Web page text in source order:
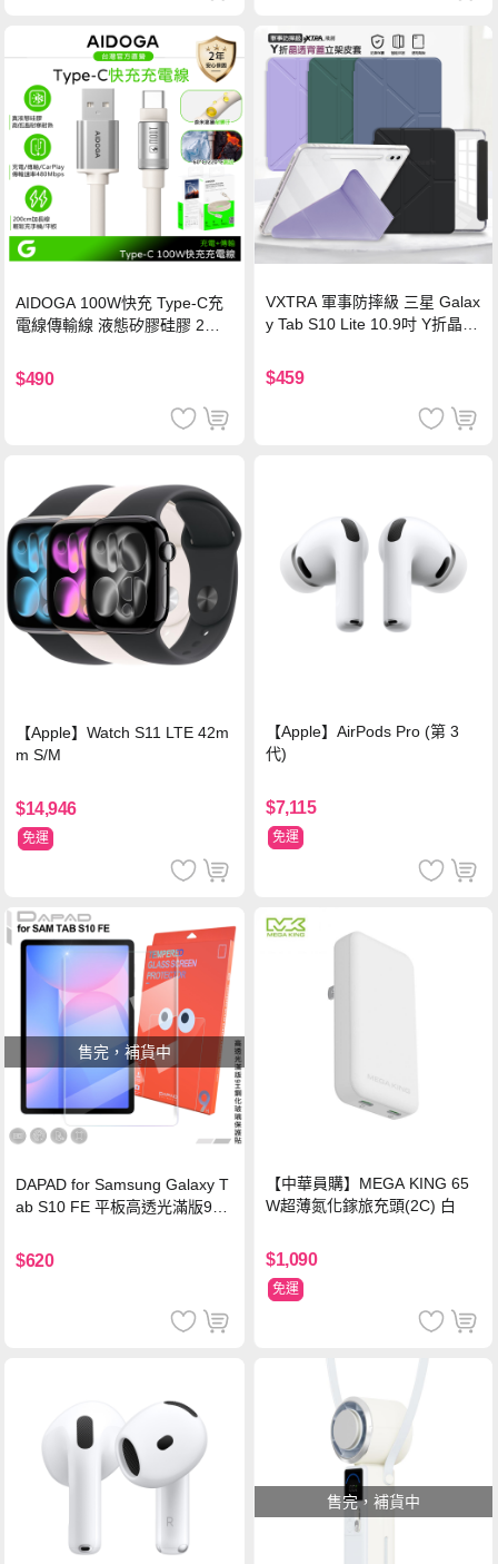
AIDOGA 100W快充 Type-C充
電線傳輸線 液態矽膠硅膠 2M
$490
VXTRA 軍事防摔級 三星 Galax
y Tab S10 Lite 10.9吋 Y折晶透
$459
【Apple】Watch S11 LTE 42m
m S/M
$14,946
免運
【Apple】AirPods Pro (第 3
代)
$7,115
免運
售完，補貨中
DAPAD for Samsung Galaxy T
ab S10 FE 平板高透光滿版9H
$620
【中華員購】MEGA KING 65
W超薄氮化鎵旅充頭(2C) 白
$1,090
免運
售完，補貨中